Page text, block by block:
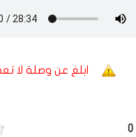
ابلغ عن وصلة لا تعمل